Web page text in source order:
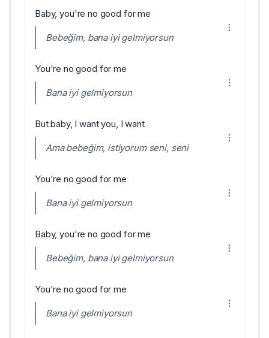
Baby, you're no good for me
Bebeğim, bana iyi gelmiyorsun
You're no good for me
Bana iyi gelmiyorsun
But baby, I want you, I want
Ama bebeğim, istiyorum seni, seni
You're no good for me
Bana iyi gelmiyorsun
Baby, you're no good for me
Bebeğim, bana iyi gelmiyorsun
You're no good for me
Bana iyi gelmiyorsun